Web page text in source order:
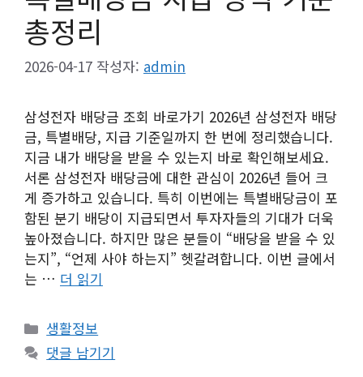
총정리
2026-04-17 작성자: admin
삼성전자 배당금 조회 바로가기 2026년 삼성전자 배당
금, 특별배당, 지급 기준일까지 한 번에 정리했습니다.
지금 내가 배당을 받을 수 있는지 바로 확인해보세요.
서론 삼성전자 배당금에 대한 관심이 2026년 들어 크
게 증가하고 있습니다. 특히 이번에는 특별배당금이 포
함된 분기 배당이 지급되면서 투자자들의 기대가 더욱
높아졌습니다. 하지만 많은 분들이 “배당을 받을 수 있
는지”, “언제 사야 하는지” 헷갈려합니다. 이번 글에서
는 … 더 읽기
카
테
고
생활정보
댓글 남기기